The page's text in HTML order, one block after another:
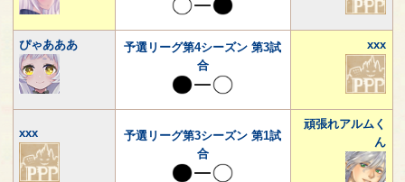
ぴゃあああ
予選リーグ第4シーズン 第3試
合
xxx
xxx
予選リーグ第3シーズン 第1試
合
頑張れアルムく
ん